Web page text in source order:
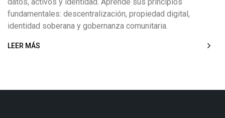
fundamentales: descentralización, propiedad digital,
identidad soberana y gobernanza comunitaria.
LEER MÁS